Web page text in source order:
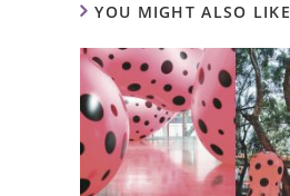
YOU MIGHT ALSO LIKE